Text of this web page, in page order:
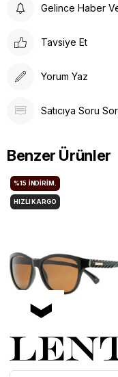
Gelince Haber
Tavsiye Et
Yorum Yaz
Satıcıya Soru Sor
Benzer Ürünler
%15 İNDIRIM.
HIZLI KARGO